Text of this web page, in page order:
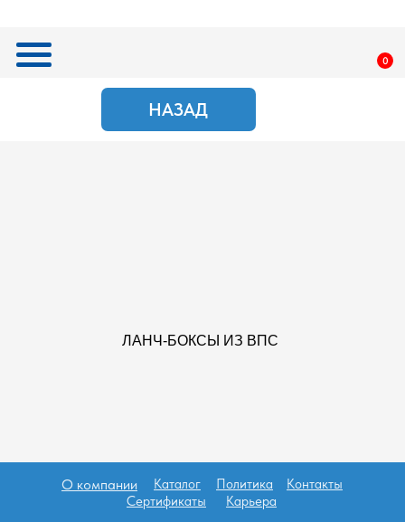
ПОИСК
ЛАНЧ-БОКСЫ ИЗ ВПС
О компании
Карьера
Контакты
Сертификаты
Каталог Политика